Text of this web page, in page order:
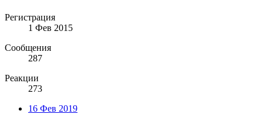
Регистрация
1 Фев 2015
Сообщения
287
Реакции
273
16 Фев 2019